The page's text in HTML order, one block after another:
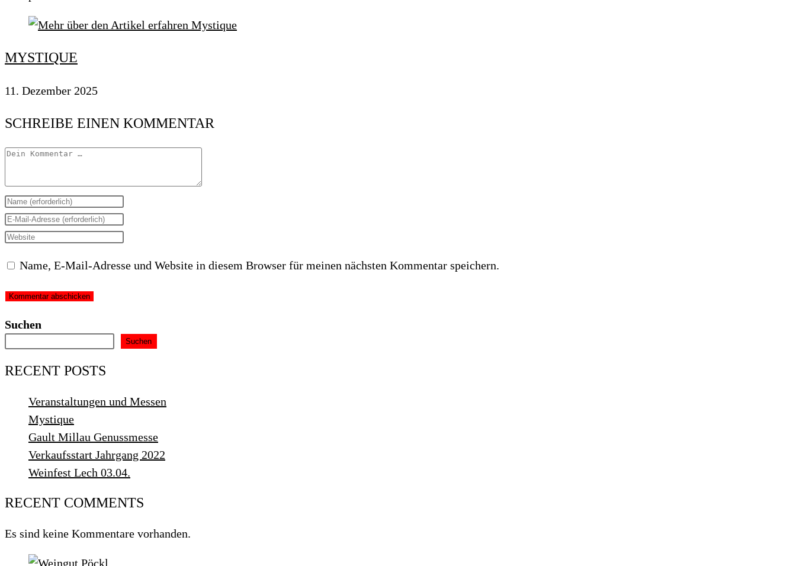
MYSTIQUE
11. Dezember 2025
SCHREIBE EINEN KOMMENTAR
Kommentar
Gib
deinen
Namen
Benutzernamen
zum
ein
Gib
deine
Mail-
Adresse
Kommentieren
Gib
Website-
URL
(optional)
Name, E-Mail-Adresse und Website in diesem Browser für meinen nächsten Kommentar speichern.
Suchen
Suchen
RECENT POSTS
Veranstaltungen und Messen
Mystique
Gault Millau Genussmesse
Verkaufsstart Jahrgang 2022
Weinfest Lech 03.04.
RECENT COMMENTS
Es sind keine Kommentare vorhanden.